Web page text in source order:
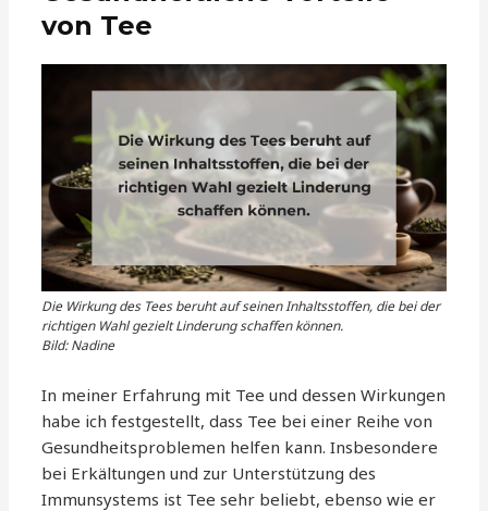
von Tee
Die Wirkung des Tees beruht auf seinen Inhaltsstoffen, die bei der
richtigen Wahl gezielt Linderung schaffen können.
Bild: Nadine
In meiner Erfahrung mit Tee und dessen Wirkungen
habe ich festgestellt, dass Tee bei einer Reihe von
Gesundheitsproblemen helfen kann. Insbesondere
bei Erkältungen und zur Unterstützung des
Immunsystems ist Tee sehr beliebt, ebenso wie er